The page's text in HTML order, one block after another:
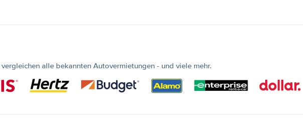
vergleichen alle bekannten Autovermietungen - und viele mehr.